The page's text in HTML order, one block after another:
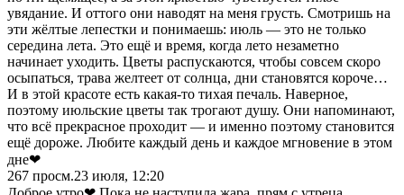
увядание. И оттого они наводят на меня грусть. Смотришь на
эти жёлтые лепестки и понимаешь: июль — это не только
середина лета. Это ещё и время, когда лето незаметно
начинает уходить. Цветы распускаются, чтобы совсем скоро
осыпаться, трава желтеет от солнца, дни становятся короче…
И в этой красоте есть какая-то тихая печаль. Наверное,
поэтому июльские цветы так трогают душу. Они напоминают,
что всё прекрасное проходит — и именно поэтому становится
ещё дороже. Любите каждый день и каждое мгновение в этом
дне❤
267 просм.23 июля, 12:20